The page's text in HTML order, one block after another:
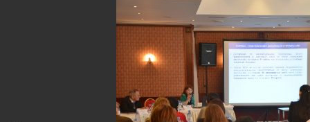
Презентации
Изменения в трудовом и налоговом
законодательстве: Обязательное медицинское страхование, всеобщее
налоговое декларирование, изменения в налоговом законодательстве
2017 года в части ИПН и СН
Изменения в трудовом и
налоговом